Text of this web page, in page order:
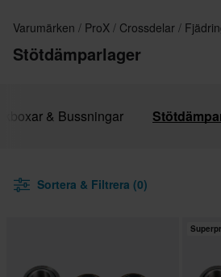
Varumärken ProX Crossdelar
Stötdämparlager
& Bussningar
Sortera & Filtrera (0)